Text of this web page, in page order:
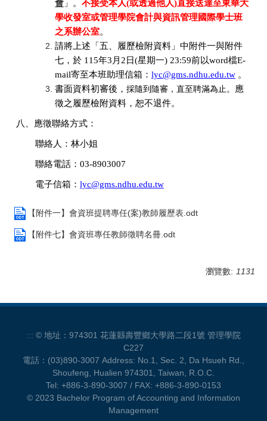
會 」。 不接受本人(或透過他人)直接送達至東華大
學收發室或管理學院會計與資訊管理國際學士班
之系辦公室。
請將上述「五、履歷檢附資料」中附件一與附件
七，於 115年3 月 2日(星期一) 23:59前以word檔E-
mail寄至本班助理信箱： lyc@gms.ndhu.edu.tw 。
書面資料初審後， 採隨到隨審，直至聘滿為止。
應
徵之履歷檢附資料，恕不退件。
八、應徵聯絡方式：
聯絡人：林小姐
聯絡電話： 03-8903007
電子信箱： lyc@gms.ndhu.edu.tw
【附件一】會資班提聘專任(案)教師履歷表.odt
【附件七】會資班專任教師徵聘名冊.odt
瀏覽數: 1131
::: © 地址：974301 花蓮縣壽豐鄉大學路二段1號 管理學院
C227
電話：(03)890-3007 Address: No.1, Sec. 2, Da Hsueh Rd.,
Shoufeng, Hualien 974301, Taiwan, R.O.C.
Tel: +886-3-890-3007 / FAX: +886-3-890-0153
© 2023 Bachelor Program of Accounting and Information
Management